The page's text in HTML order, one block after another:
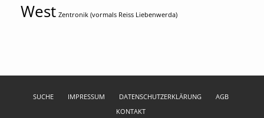
West Zentronik (vormals Reiss Liebenwerda)
SUCHE IMPRESSUM DATENSCHUTZERKLÄRUNG
AGB
KONTAKT